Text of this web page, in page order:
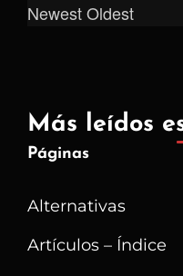
NewestOldest
Más leídos
Páginas
Alternativas
Artículos – Índice